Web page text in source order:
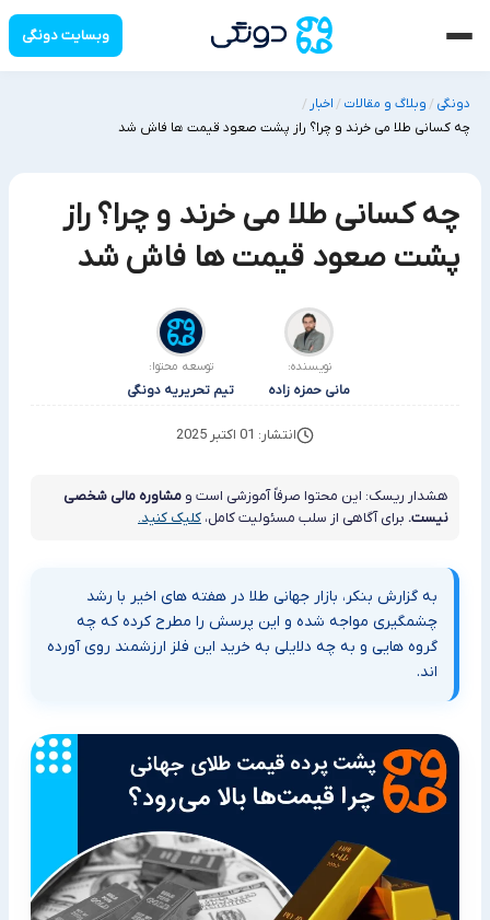
وبسایت دونگی
دونگی /وبلاگ و مقالات /اخبار /
چه کسانی طلا می خرند و چرا؟ راز پشت صعود قیمت ها فاش شد
چه کسانی طلا می خرند و چرا؟ راز
پشت صعود قیمت ها فاش شد
نویسنده:
مانی حمزه زاده
توسعه محتوا:
تیم تحریریه دونگی
انتشار: 01 اکتبر 2025
هشدار ریسک: این محتوا صرفاً آموزشی است و مشاوره مالی شخصی
نیست. برای آگاهی از سلب مسئولیت کامل، کلیک کنید.
به گزارش بنکر، بازار جهانی طلا در هفته های اخیر با رشد
چشمگیری مواجه شده و این پرسش را مطرح کرده که چه
گروه هایی و به چه دلایلی به خرید این فلز ارزشمند روی آورده
اند.